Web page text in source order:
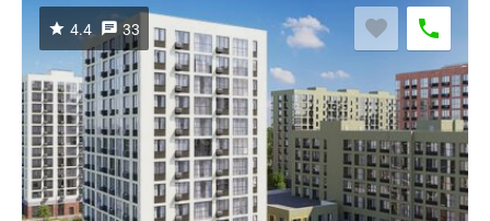
4.4 33